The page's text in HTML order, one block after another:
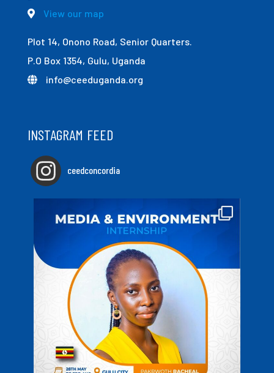
View our map
Plot 14, Onono Road, Senior Quarters.
P.O Box 1354, Gulu, Uganda
info@ceeduganda.org
INSTAGRAM FEED
ceedconcordia